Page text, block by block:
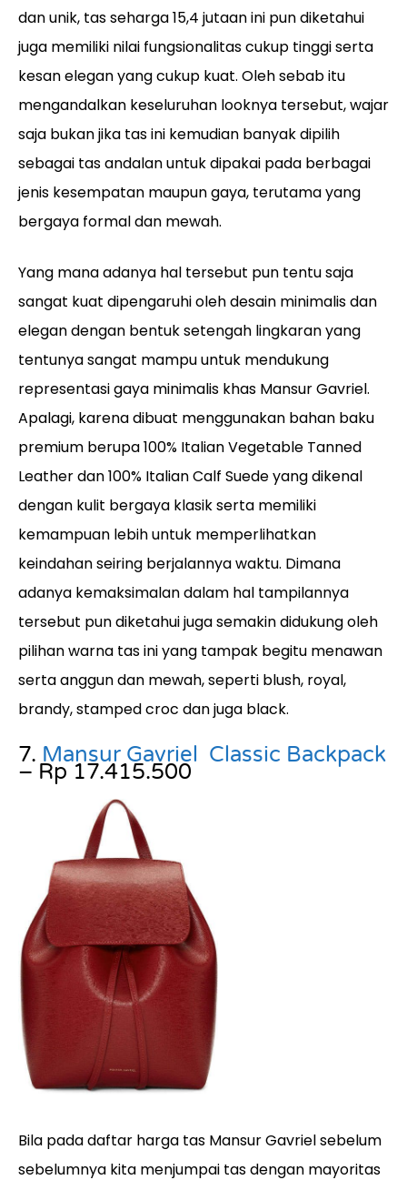
dan unik, tas seharga 15,4 jutaan ini pun diketahui
juga memiliki nilai fungsionalitas cukup tinggi serta
kesan elegan yang cukup kuat. Oleh sebab itu
mengandalkan keseluruhan looknya tersebut, wajar
saja bukan jika tas ini kemudian banyak dipilih
sebagai tas andalan untuk dipakai pada berbagai
jenis kesempatan maupun gaya, terutama yang
bergaya formal dan mewah.
Yang mana adanya hal tersebut pun tentu saja
sangat kuat dipengaruhi oleh desain minimalis dan
elegan dengan bentuk setengah lingkaran yang
tentunya sangat mampu untuk mendukung
representasi gaya minimalis khas Mansur Gavriel.
Apalagi, karena dibuat menggunakan bahan baku
premium berupa 100% Italian Vegetable Tanned
Leather dan 100% Italian Calf Suede yang dikenal
dengan kulit bergaya klasik serta memiliki
kemampuan lebih untuk memperlihatkan
keindahan seiring berjalannya waktu. Dimana
adanya kemaksimalan dalam hal tampilannya
tersebut pun diketahui juga semakin didukung oleh
pilihan warna tas ini yang tampak begitu menawan
serta anggun dan mewah, seperti blush, royal,
brandy, stamped croc dan juga black.
7. Mansur Gavriel Classic Backpack
– Rp 17.415.500
Bila pada daftar harga tas Mansur Gavriel sebelum
sebelumnya kita menjumpai tas dengan mayoritas